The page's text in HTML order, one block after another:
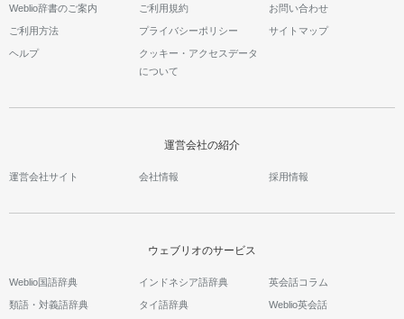
Weblio辞書のご案内 ご利用規約 お問い合わせ
ご利用方法 プライバシーポリシー サイトマップ
ヘルプ
クッキー・アクセスデータ
について
運営会社の紹介
運営会社サイト 会社情報 採用情報
ウェブリオのサービス
Weblio国語辞典
類語・対義語辞典
インドネシア語辞典
タイ語辞典
英会話コラム
Weblio英会話